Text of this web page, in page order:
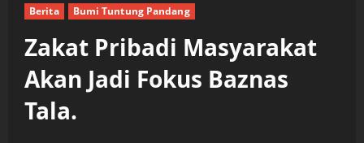
Berita Bumi Tuntung Pandang
Zakat Pribadi Masyarakat
Akan Jadi Fokus Baznas
Tala.